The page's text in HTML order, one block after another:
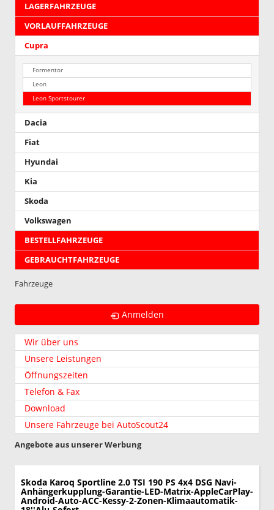
LAGERFAHRZEUGE
VORLAUFFAHRZEUGE
Cupra
Formentor
Leon
Leon Sportstourer
Dacia
Fiat
Hyundai
Kia
Skoda
Volkswagen
BESTELLFAHRZEUGE
GEBRAUCHTFAHRZEUGE
Fahrzeuge
Anmelden
Wir über uns
Unsere Leistungen
Öffnungszeiten
Telefon & Fax
Download
Unsere Fahrzeuge bei AutoScout24
Angebote aus unserer Werbung
Skoda Karoq Sportline 2.0 TSI 190 PS 4x4 DSG Navi-
Anhängerkupplung-Garantie-LED-Matrix-AppleCarPlay-
Android-Auto-ACC-Kessy-2-Zonen-Klimaautomatik-